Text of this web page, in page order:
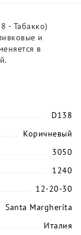
- Табакко)
и
в
D138
Коричневый
3050
1240
12-20-30
Santa Margherita
Италия